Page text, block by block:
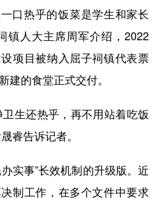
口热乎的饭菜是学生和家长
镇人大主席周军介绍，2022
项目被纳入屈子祠镇代表票
建的食堂正式交付。
生还热乎，再不用站着吃饭
睿告诉记者。
事”长效机制的升级版。近
制工作，在多个文件中要求